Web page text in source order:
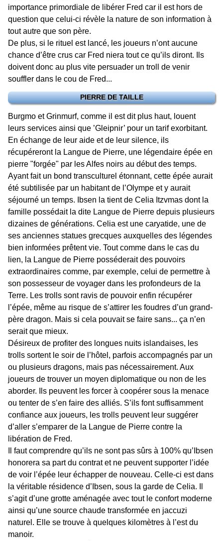
importance primordiale de libérer Fred car il est hors de
question que celui-ci révèle la nature de son information à
tout autre que son père.
De plus, si le rituel est lancé, les joueurs n’ont aucune
chance d’être crus car Fred niera tout ce qu’ils diront. Ils
doivent donc au plus vite persuader un troll de venir
souffler dans le cou de Fred...
PIERRE DE TAILLE
Burgmo et Grinmurf, comme il est dit plus haut, louent
leurs services ainsi que ’Gleipnir’ pour un tarif exorbitant.
En échange de leur aide et de leur silence, ils
récupéreront la Langue de Pierre, une légendaire épée en
pierre "forgée" par les Alfes noirs au début des temps.
Ayant fait un bond transculturel étonnant, cette épée aurait
été subtilisée par un habitant de l’Olympe et y aurait
séjourné un temps. Ibsen la tient de Celia Itzvmas dont la
famille possédait la dite Langue de Pierre depuis plusieurs
dizaines de générations. Celia est une caryatide, une de
ses anciennes statues grecques auxquelles des légendes
bien informées prêtent vie. Tout comme dans le cas du
lien, la Langue de Pierre posséderait des pouvoirs
extraordinaires comme, par exemple, celui de permettre à
son possesseur de voyager dans les profondeurs de la
Terre. Les trolls sont ravis de pouvoir enfin récupérer
l’épée, même au risque de s’attirer les foudres d’un grand-
père dragon. Mais si cela pouvait se faire sans... ça n’en
serait que mieux.
Désireux de profiter des longues nuits islandaises, les
trolls sortent le soir de l’hôtel, parfois accompagnés par un
ou plusieurs dragons, mais pas nécessairement. Aux
joueurs de trouver un moyen diplomatique ou non de les
aborder. Ils peuvent les forcer à coopérer sous la menace
ou tenter de s’en faire des alliés. S’ils font suffisamment
confiance aux joueurs, les trolls peuvent leur suggérer
d’aller s’emparer de la Langue de Pierre contre la
libération de Fred.
Il faut comprendre qu’ils ne sont pas sûrs à 100% qu’Ibsen
honorera sa part du contrat et ne peuvent supporter l’idée
de voir l’épée leur échapper de nouveau. Celle-ci est dans
la véritable résidence d’Ibsen, sous la garde de Celia. Il
s’agit d’une grotte aménagée avec tout le confort moderne
ainsi qu’une source chaude transformée en jaccuzi
naturel. Elle se trouve à quelques kilomètres à l’est du
manoir.